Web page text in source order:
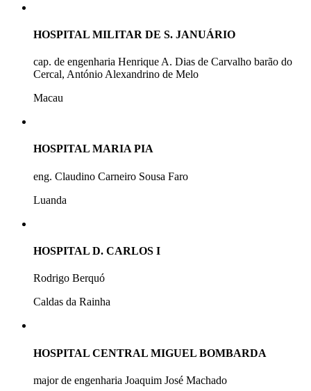
HOSPITAL MILITAR DE S. JANUÁRIO
cap. de engenharia Henrique A. Dias de Carvalho barão do
Cercal, António Alexandrino de Melo
Macau
HOSPITAL MARIA PIA
eng. Claudino Carneiro Sousa Faro
Luanda
HOSPITAL D. CARLOS I
Rodrigo Berquó
Caldas da Rainha
HOSPITAL CENTRAL MIGUEL BOMBARDA
major de engenharia Joaquim José Machado